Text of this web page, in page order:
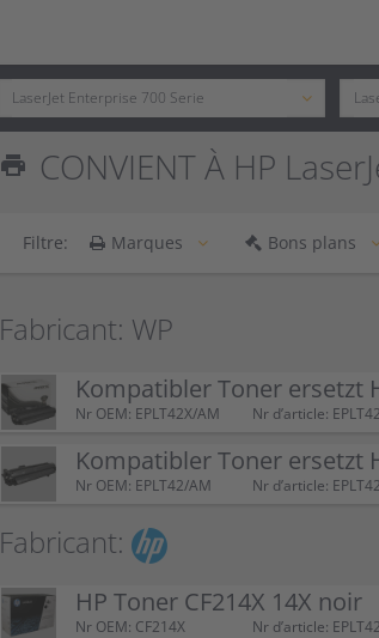
print CONVIENT À HP
Filtre: Marques Bons plans
Fabricant: WP
Kompatibler Toner ersetzt
Nr OEM: EPLT42X/AM Nr d’article:
Kompatibler Toner ersetzt
Nr OEM: EPLT42/AM Nr d’article:
Fabricant:
HP Toner CF214X 14X noir
Nr OEM: CF214X Nr d’article: